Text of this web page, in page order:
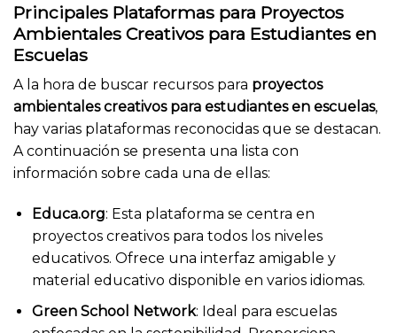
Principales Plataformas para Proyectos
Ambientales Creativos para Estudiantes en
Escuelas
A la hora de buscar recursos para proyectos
ambientales creativos para estudiantes en escuelas,
hay varias plataformas reconocidas que se destacan.
A continuación se presenta una lista con
información sobre cada una de ellas:
Educa.org: Esta plataforma se centra en
proyectos creativos para todos los niveles
educativos. Ofrece una interfaz amigable y
material educativo disponible en varios idiomas.
Green School Network: Ideal para escuelas